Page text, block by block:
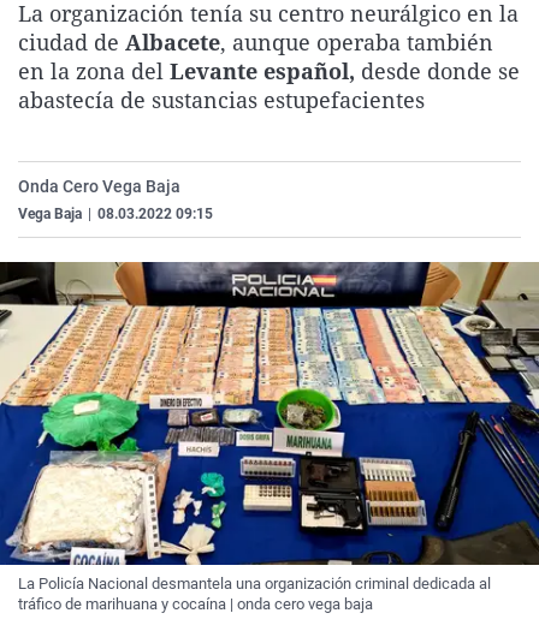
La rosa de los vientos
Gente viajera
Como el perro y el
Caso
Retornados
Equipo de
Extremadura
Galicia
La Rioja
Virales
Televisión
Elecciones
La organización tenía su centro neurálgico en la
ciudad de Albacete, aunque operaba también
en la zona del Levante español, desde donde se
abastecía de sustancias estupefacientes
Onda Cero Vega Baja
Vega Baja 08.03.2022 09:15
La Policía Nacional desmantela una organización criminal dedicada al
tráfico de marihuana y cocaína | onda cero vega baja